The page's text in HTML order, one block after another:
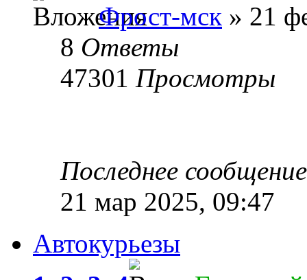
Фрост-мск » 21
8 Ответы
47301 Просмотры
Последнее
21 мар 2025, 09:47
Автокурьезы